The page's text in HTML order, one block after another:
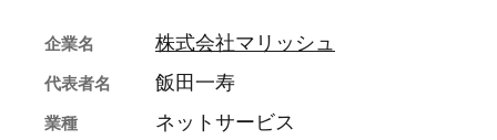
企業名 株式会社マリッシュ
代表者名 飯田一寿
業種 ネットサービス